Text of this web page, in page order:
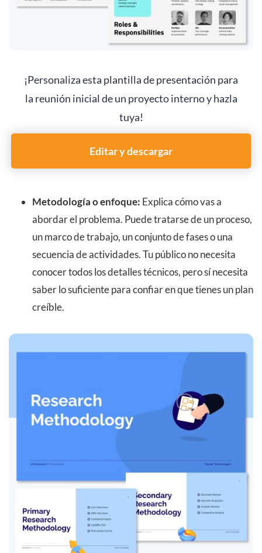
¡Personaliza esta plantilla de presentación para
la reunión inicial de un proyecto interno y hazla
tuya!
Editar y descargar
Metodología o enfoque: Explica cómo vas a
abordar el problema. Puede tratarse de un proceso,
un marco de trabajo, un conjunto de fases o una
secuencia de actividades. Tu público no necesita
conocer todos los detalles técnicos, pero sí necesita
saber lo suficiente para confiar en que tienes un plan
creíble.